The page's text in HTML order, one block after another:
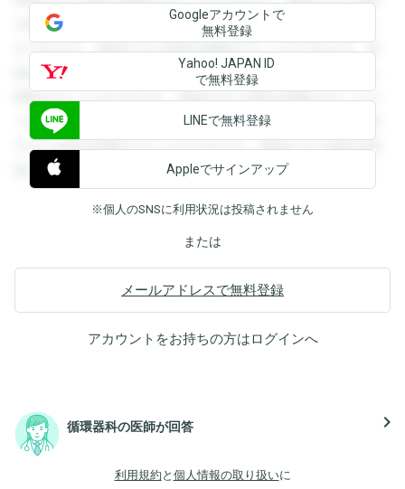
を閲覧することができます。登録すると回答を閲覧すること
ができます。登録すると回答を閲覧することができます。登
録すると回答を閲覧することができます。登録すると回答を
閲覧することができます。登録すると回答を閲覧することが
できます。登録すると回答を閲覧することができます。登録
すると回答を閲覧することができます。登録すると回答を閲
覧することができます。
Googleアカウントで
無料登録
Yahoo! JAPAN ID
で無料登録
LINEで無料登録
Appleでサインアップ
※個人のSNSに利用状況は投稿されません
または
メールアドレスで無料登録
アカウントをお持ちの方はログインへ
循環器科の医師が回答 navigate_next
利用規約 と 個人情報の取り扱いに